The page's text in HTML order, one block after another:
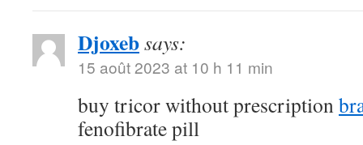
Djoxebsays:
15 août 2023 at 10 h 11 min
buy tricor without prescription
fenofibrate pill